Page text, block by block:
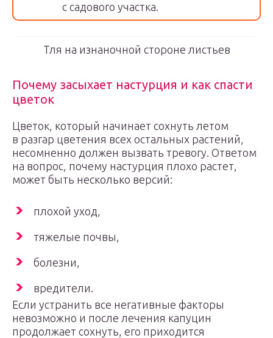
с садового участка.
Тля на изнаночной стороне листьев
Почему засыхает настурция и как спасти
цветок
Цветок, который начинает сохнуть летом
в разгар цветения всех остальных растений,
несомненно должен вызвать тревогу. Ответом
на вопрос, почему настурция плохо растет,
может быть несколько версий:
плохой уход,
тяжелые почвы,
болезни,
вредители.
Если устранить все негативные факторы
невозможно и после лечения капуцин
продолжает сохнуть, его приходится